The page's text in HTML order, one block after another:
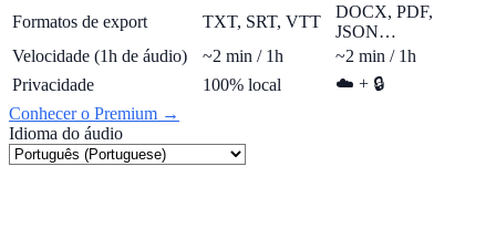
Formatos de export TXT, SRT, VTT
DOCX, PDF,
JSON…
Velocidade (1h de áudio)
~2 min / 1h
~2 min / 1h
Privacidade
100% local
☁️ + 🔒
Conhecer o Premium →
Idioma do áudio